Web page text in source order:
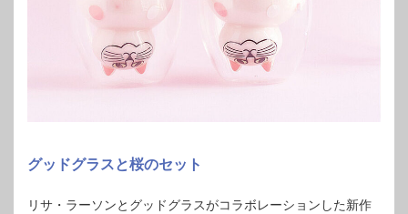
グッドグラスと桜のセット
リサ・ラーソンとグッドグラスがコラボレーションした新作